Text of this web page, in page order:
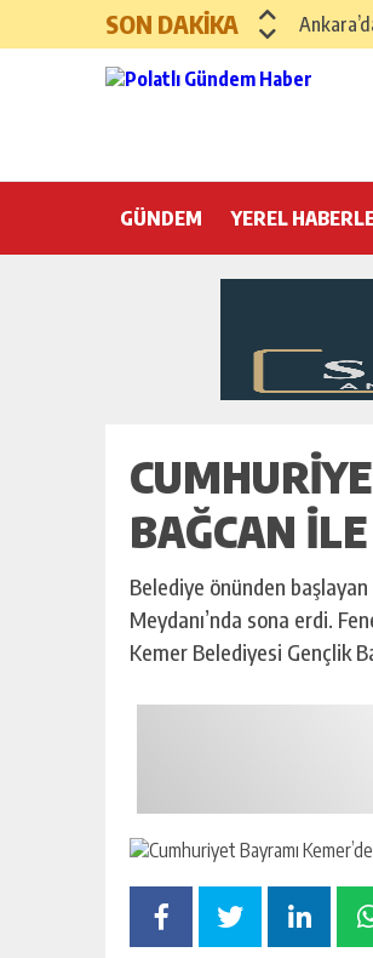
SON DAKİKA
Yılın
Polatlı
Hayri
Saray
GÜNDEM YEREL
BAĞCAN
Belediye önünden
Meydanı’nda sona erdi.
Kemer Belediyesi Gençlik